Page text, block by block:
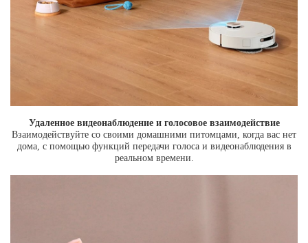
Удаленное видеонаблюдение и голосовое взаимодействие
Взаимодействуйте со своими домашними питомцами, когда вас нет
дома, с помощью функций передачи голоса и видеонаблюдения в
реальном времени.